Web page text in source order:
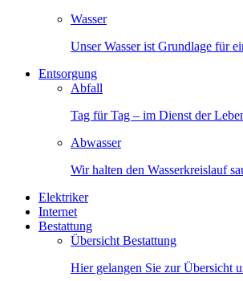
Wasser
Unser Wasser ist Grundlage für
Entsorgung
Abfall
Tag für Tag – im Dienst der
Abwasser
Wir halten den Wasserkreislauf
Elektriker
Internet
Bestattung
Übersicht Bestattung
Hier gelangen Sie zur Übersicht